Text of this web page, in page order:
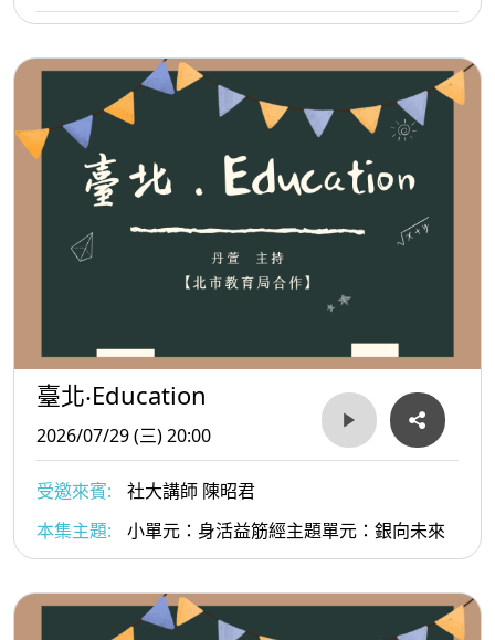
臺北‧Education
2026/07/29 (三) 20:00
受邀來賓:
社大講師 陳昭君
本集主題:
小單元：身活益筋經主題單元：銀向未來